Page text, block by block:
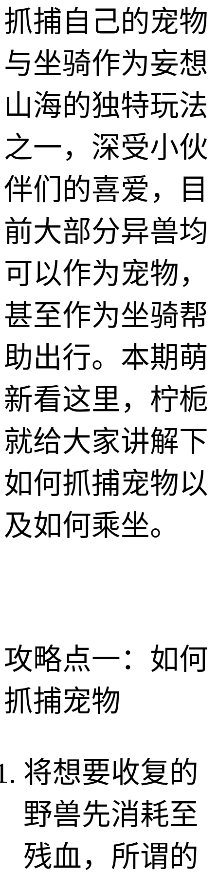
抓捕自己的宠物
与坐骑作为妄想
山海的独特玩法
之一，深受小伙
伴们的喜爱，目
前大部分异兽均
可以作为宠物，
甚至作为坐骑帮
助出行。本期萌
新看这里，柠栀
就给大家讲解下
如何抓捕宠物以
及如何乘坐。
攻略点一：如何
抓捕宠物
将想要收复的
野兽先消耗至
残血，所谓的